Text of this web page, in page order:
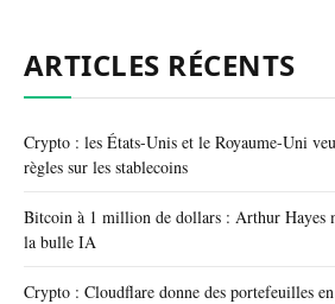
ARTICLES RÉCENTS
Crypto : les États-Unis et le Royaume-Uni
règles sur les stablecoins
Bitcoin à 1 million de dollars : Arthur Hayes
la bulle IA
Crypto : Cloudflare donne des portefeuilles